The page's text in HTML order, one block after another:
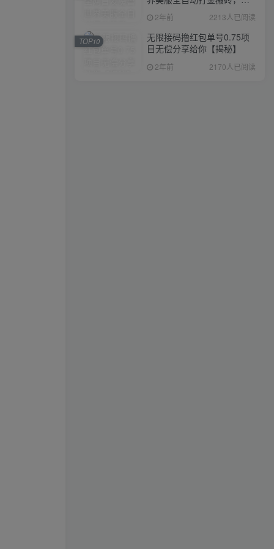
入1000+，简单好操作，保
姆级教学
2年前 2213人已阅读
无限接码撸红包单号0.75项
目无偿分享给你【揭秘】
2年前 2170人已阅读
TOP10